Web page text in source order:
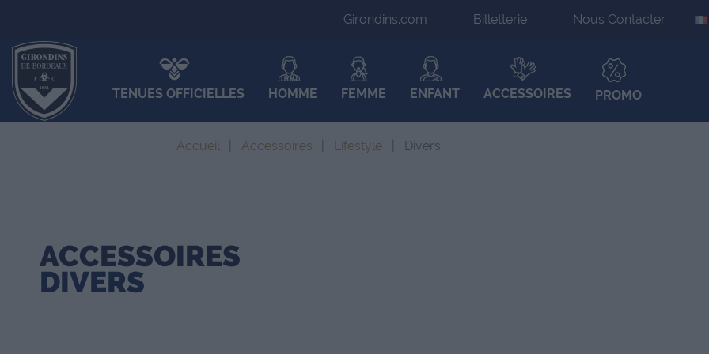
Girondins.com Billetterie Nous Contacter
TENUES OFFICIELLES HOMME FEMME ENFANT ACCESSOIRES PROMO
Accueil Accessoires Lifestyle Divers
ACCESSOIRES
DIVERS